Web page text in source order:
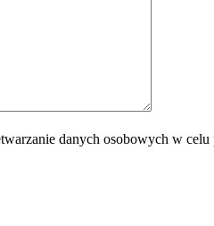
danych osobowych w